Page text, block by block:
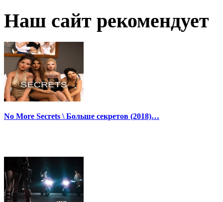
Наш сайт рекомендует
No More Secrets \ Больше секретов (2018)…